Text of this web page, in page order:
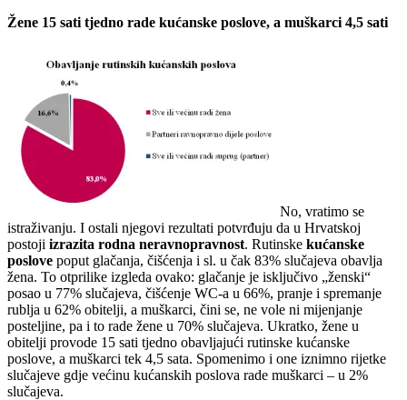
Žene 15 sati tjedno rade kućanske poslove, a muškarci 4,5 sati
No, vratimo se
istraživanju. I ostali njegovi rezultati potvrđuju da u Hrvatskoj
postoji izrazita rodna neravnopravnost. Rutinske kućanske
poslove poput glačanja, čišćenja i sl. u čak 83% slučajeva obavlja
žena. To otprilike izgleda ovako: glačanje je isključivo „ženski“
posao u 77% slučajeva, čišćenje WC-a u 66%, pranje i spremanje
rublja u 62% obitelji, a muškarci, čini se, ne vole ni mijenjanje
posteljine, pa i to rade žene u 70% slučajeva. Ukratko, žene u
obitelji provode 15 sati tjedno obavljajući rutinske kućanske
poslove, a muškarci tek 4,5 sata. Spomenimo i one iznimno rijetke
slučajeve gdje većinu kućanskih poslova rade muškarci – u 2%
slučajeva.